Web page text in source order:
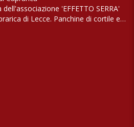
'EFFETTO SERRA'
Biblioteca comunale di Caprarica di Lecce. Panchine di cortile e di campagna